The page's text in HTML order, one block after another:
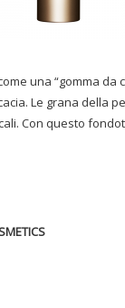
una “gomma da
Le grana della
Con questo